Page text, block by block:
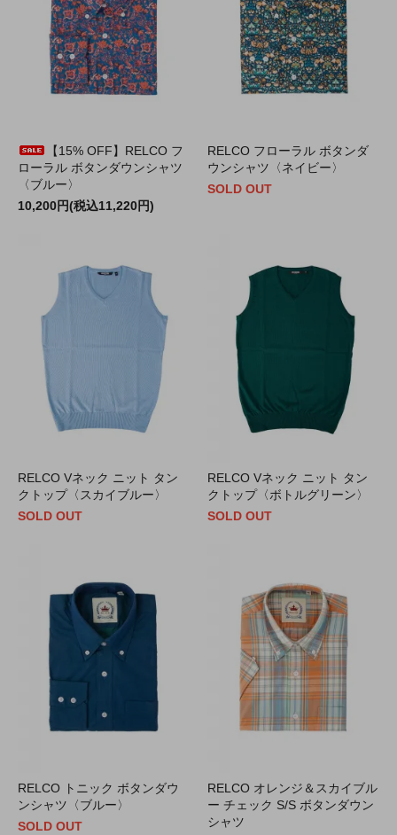
【15% OFF】RELCO フ
ローラル ボタンダウンシャツ
〈ブルー〉
10,200円(税込11,220円)
RELCO フローラル ボタンダ
ウンシャツ〈ネイビー〉
SOLD OUT
RELCO Vネック ニット タン
クトップ〈スカイブルー〉
SOLD OUT
RELCO Vネック ニット タン
クトップ〈ボトルグリーン〉
SOLD OUT
RELCO トニック ボタンダウ
ンシャツ〈ブルー〉
SOLD OUT
RELCO オレンジ＆スカイブル
ー チェック S/S ボタンダウン
シャツ